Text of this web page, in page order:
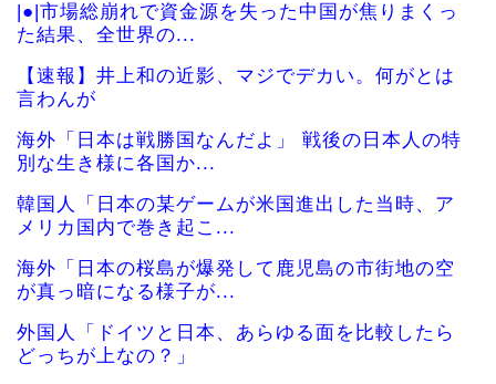
|●|市場総崩れで資金源を失った中国が焦りまくっ
た結果、全世界の...
【速報】井上和の近影、マジでデカい。何がとは
言わんが
海外「日本は戦勝国なんだよ」 戦後の日本人の特
別な生き様に各国か...
韓国人「日本の某ゲームが米国進出した当時、ア
メリカ国内で巻き起こ...
海外「日本の桜島が爆発して鹿児島の市街地の空
が真っ暗になる様子が...
外国人「ドイツと日本、あらゆる面を比較したら
どっちが上なの？」